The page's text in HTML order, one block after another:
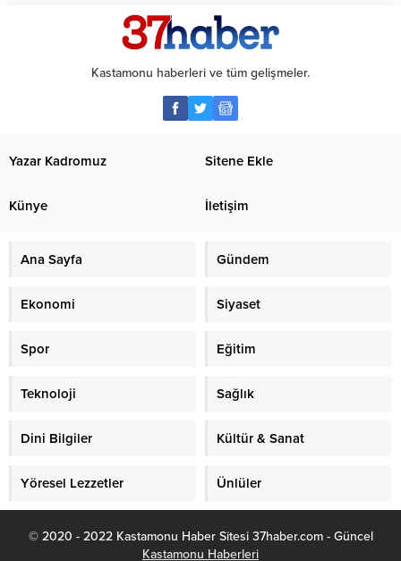
Kastamonu haberleri ve tüm gelişmeler.
Yazar Kadromuz Sitene Ekle
Künye İletişim
Ana Sayfa Gündem
Ekonomi Siyaset
Spor Eğitim
Teknoloji Sağlık
Dini Bilgiler Kültür & Sanat
Yöresel Lezzetler Ünlüler
© 2020 - 2022 Kastamonu Haber Sitesi 37haber.com - Güncel
Kastamonu Haberleri